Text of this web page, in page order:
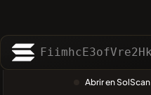
Abrir en SolScan